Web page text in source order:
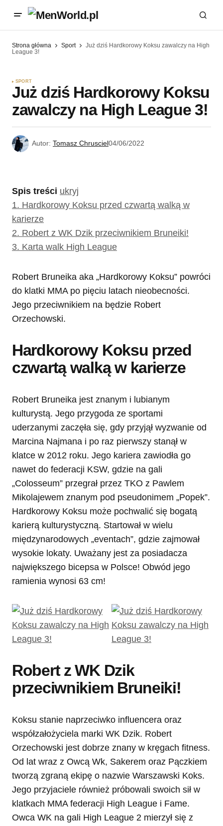
Strona główna Sport
Już dziś Hardkorowy Koksu zawalczy na High
League 3!
SPORT
Już dziś Hardkorowy Koksu
zawalczy na High League 3!
Autor: Tomasz Chrusciel04/06/2022
Spis treści ukryj
1. Hardkorowy Koksu przed czwartą walką w
karierze
2. Robert z WK Dzik przeciwnikiem Bruneiki!
3. Karta walk High League
Robert Bruneika aka „Hardkorowy Koksu” powróci
do klatki MMA po pięciu latach nieobecności.
Jego przeciwnikiem na będzie Robert
Orzechowski.
Hardkorowy Koksu przed
czwartą walką w karierze
Robert Bruneika jest znanym i lubianym
kulturystą. Jego przygoda ze sportami
uderzanymi zaczęła się, gdy przyjął wyzwanie od
Marcina Najmana i po raz pierwszy stanął w
klatce w 2012 roku. Jego kariera zawiodła go
nawet do federacji KSW, gdzie na gali
„Colosseum” przegrał przez TKO z Pawlem
Mikolajewem znanym pod pseudonimem „Popek”.
Hardkorowy Koksu może pochwalić się bogatą
karierą kulturystyczną. Startował w wielu
międzynarodowych „eventach”, gdzie zajmował
wysokie lokaty. Uważany jest za posiadacza
największego bicepsa w Polsce! Obwód jego
ramienia wynosi 63 cm!
Robert z WK Dzik
przeciwnikiem Bruneiki!
Koksu stanie naprzeciwko influencera oraz
współzałożyciela marki WK Dzik. Robert
Orzechowski jest dobrze znany w kręgach fitness.
Od lat wraz z Owcą Wk, Sakerem oraz Pączkiem
tworzą zgraną ekipę o nazwie Warszawski Koks.
Jego przyjaciele również próbowali swoich sił w
klatkach MMA federacji High League i Fame.
Owca WK na gali High League 2 mierzył się z